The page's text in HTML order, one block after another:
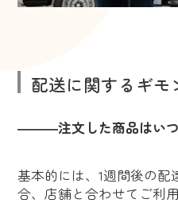
配送に関するギモ
―――注文した商品はいつ
基本的には、1週間後の
合、店舗と合わせてご利